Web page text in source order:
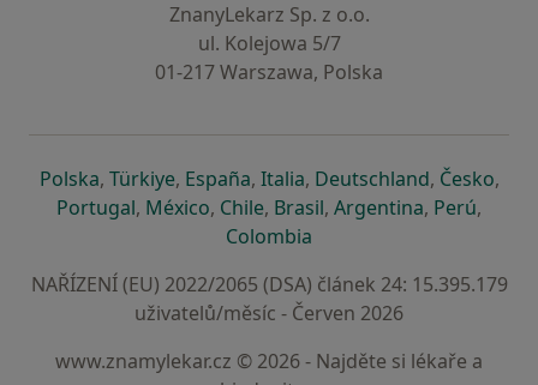
ZnanyLekarz Sp. z o.o.
ul. Kolejowa 5/7
01-217 Warszawa, Polska
Polskase otevře v nové záložce
, Türkiyese otevře v nové záložce
, Españase otevře v nové záložce
, Italiase otevře v nové záložce
, Deutschlandse otevře v
, Českose
,
Portugalse otevře v nové záložce
, Méxicose otevře v nové záložce
, Chilese otevře v nové záložce
, Brasilse otevře v nové
, Argentinase otevře v
, Perúse
,
Colombia
NAŘÍZENÍ (EU) 2022/2065 (DSA) článek 24: 15.395.179
uživatelů/měsíc - Červen 2026
www.znamylekar.cz © 2026 - Najděte si lékaře a